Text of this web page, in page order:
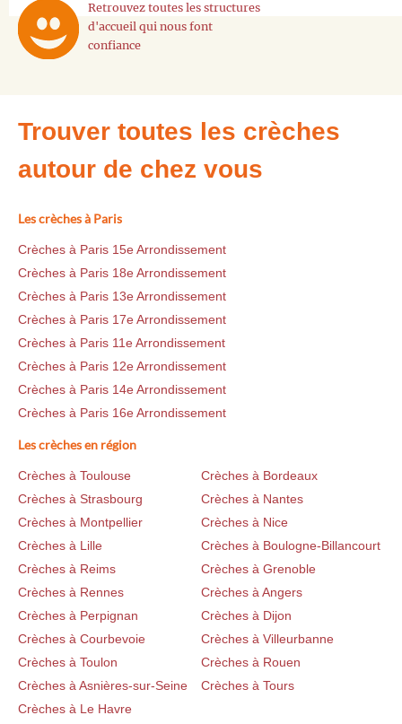
Retrouvez toutes les structures
d'accueil qui nous font
confiance
Trouver toutes les crèches
autour de chez vous
Les crèches à Paris
Crèches à Paris 15e Arrondissement
Crèches à Paris 18e Arrondissement
Crèches à Paris 13e Arrondissement
Crèches à Paris 17e Arrondissement
Crèches à Paris 11e Arrondissement
Crèches à Paris 12e Arrondissement
Crèches à Paris 14e Arrondissement
Crèches à Paris 16e Arrondissement
Les crèches en région
Crèches à Toulouse
Crèches à Bordeaux
Crèches à Strasbourg
Crèches à Nantes
Crèches à Montpellier
Crèches à Nice
Crèches à Lille
Crèches à Boulogne-Billancourt
Crèches à Reims
Crèches à Grenoble
Crèches à Rennes
Crèches à Angers
Crèches à Perpignan
Crèches à Dijon
Crèches à Courbevoie
Crèches à Villeurbanne
Crèches à Toulon
Crèches à Rouen
Crèches à Asnières-sur-Seine
Crèches à Tours
Crèches à Le Havre